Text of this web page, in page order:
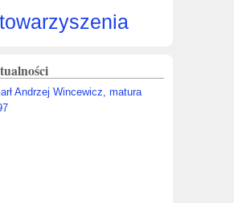
Andrzej Wincewicz, matura